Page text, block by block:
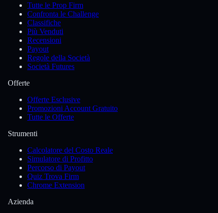
Tutte le Prop Firm
Confronta le Challenge
Classifiche
Più Venduti
Recensioni
Payout
Regole della Società
Società Futures
Offerte
Offerte Esclusive
Promozioni Account Gratuito
Tutte le Offerte
Strumenti
Calcolatore del Costo Reale
Simulatore di Profitto
Percorso di Payout
Quiz Trova Firm
Chrome Extension
Azienda